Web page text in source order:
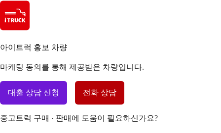
아이트럭 홍보 차량
마케팅 동의를 통해 제공받은 차량입니다.
대출 상담 신청 전화 상담
중고트럭 구매 · 판매에 도움이 필요하신가요?